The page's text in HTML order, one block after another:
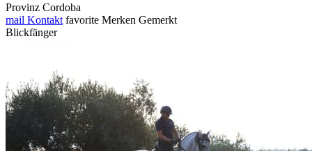
Provinz Cordoba
mail Kontakt favorite Merken Gemerkt
Blickfänger